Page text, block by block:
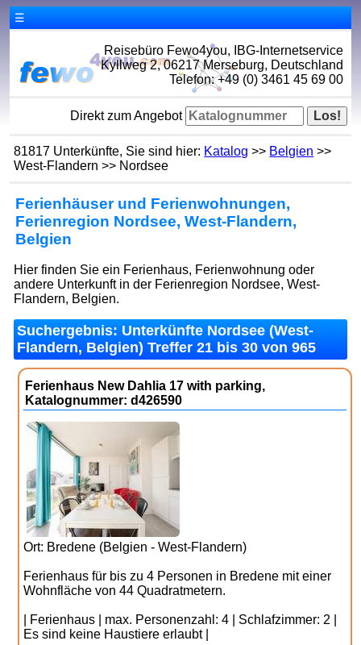
☰
Reisebüro Fewo4you, IBG-Internetservice
Kyllweg 2, 06217 Merseburg, Deutschland
Telefon: +49 (0) 3461 45 69 00
Direkt zum Angebot
81817 Unterkünfte, Sie sind hier: Katalog >> Belgien >>
West-Flandern >> Nordsee
Ferienhäuser und Ferienwohnungen,
Ferienregion Nordsee, West-Flandern,
Belgien
Hier finden Sie ein Ferienhaus, Ferienwohnung oder
andere Unterkunft in der Ferienregion Nordsee, West-
Flandern, Belgien.
Suchergebnis: Unterkünfte Nordsee (West-
Flandern, Belgien) Treffer 21 bis 30 von 965
Ferienhaus New Dahlia 17 with parking,
Katalognummer: d426590
Ort: Bredene (Belgien - West-Flandern)
Ferienhaus für bis zu 4 Personen in Bredene mit einer
Wohnfläche von 44 Quadratmetern.
| Ferienhaus | max. Personenzahl: 4 | Schlafzimmer: 2 |
Es sind keine Haustiere erlaubt |